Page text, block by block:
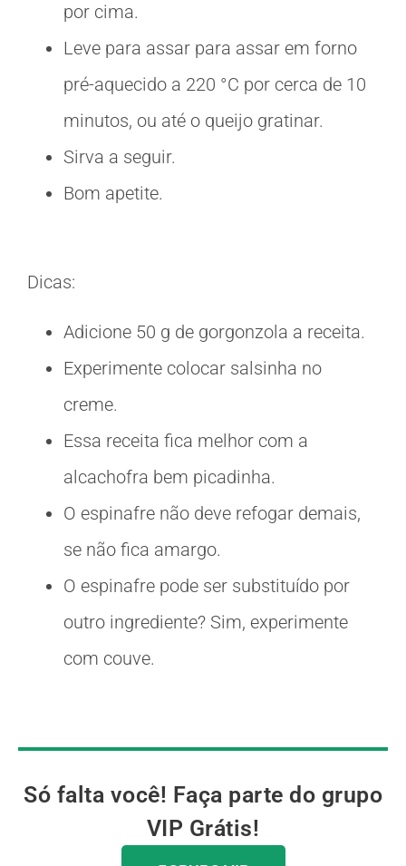
por cima.
Leve para assar para assar em forno
pré-aquecido a 220 °C por cerca de 10
minutos, ou até o queijo gratinar.
Sirva a seguir.
Bom apetite.
Dicas:
Adicione 50 g de gorgonzola a receita.
Experimente colocar salsinha no
creme.
Essa receita fica melhor com a
alcachofra bem picadinha.
O espinafre não deve refogar demais,
se não fica amargo.
O espinafre pode ser substituído por
outro ingrediente? Sim, experimente
com couve.
Só falta você! Faça parte do grupo
VIP Grátis!